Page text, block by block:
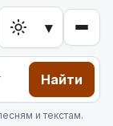
▾
Найти
и текстам.